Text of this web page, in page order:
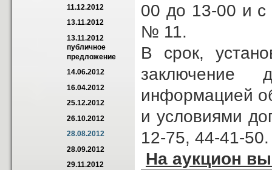
11.12.2012
13.11.2012
13.11.2012
публичное
предложение
14.06.2012
16.04.2012
25.12.2012
26.10.2012
28.08.2012
28.09.2012
29.11.2012
00 до 13-00 и
№ 11.
В срок,
заключение
информацией
и условиями
12-75, 44-41-50.
На аукцион